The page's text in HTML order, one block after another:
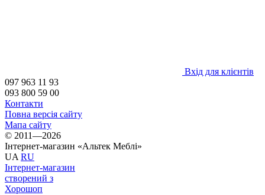
Вхід для клієнтів
097 963 11 93
093 800 59 00
Контакти
Повна версія сайту
Мапа сайту
© 2011—2026
Інтернет-магазин «Альтек Меблі»
UA RU
Інтернет-магазин
створений з
Хорошоп